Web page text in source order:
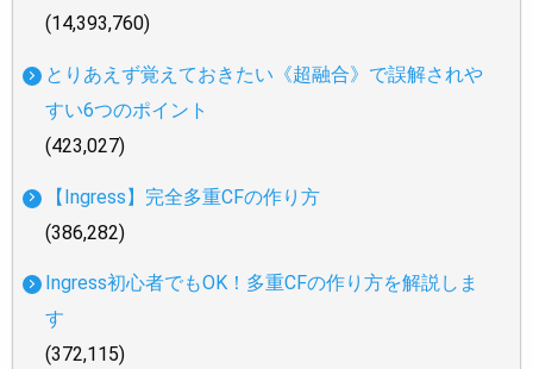
(14,393,760)
とりあえず覚えておきたい《超融合》で誤解されや
すい6つのポイント
(423,027)
【Ingress】完全多重CFの作り方
(386,282)
Ingress初心者でもOK！多重CFの作り方を解説しま
す
(372,115)